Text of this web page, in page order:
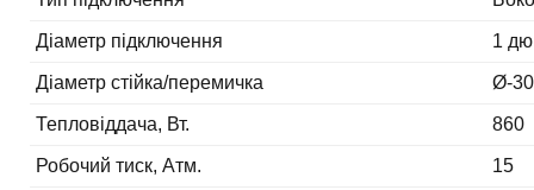
Діаметр підключення 1
Діаметр стійка/перемичка Ø-
Тепловіддача, Вт. 860
Робочий тиск, Атм. 15